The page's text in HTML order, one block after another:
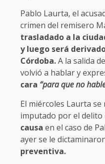
Pablo Laurta, el
crimen del remisero
trasladado a la
y luego será
Córdoba.A la salida
volvió a hablar y
cara “para que no
El miércoles Laurta
imputado por el delito
causa en el caso de
ayer se le
preventiva.